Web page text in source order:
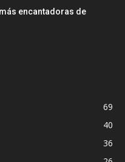
encantadoras de
69
40
36